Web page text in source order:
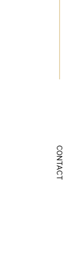
CONTACT